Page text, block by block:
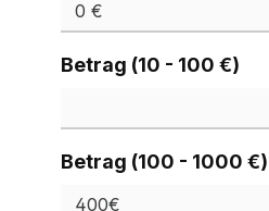
Betrag (10 - 100 €)
Betrag (100 - 1000 €)